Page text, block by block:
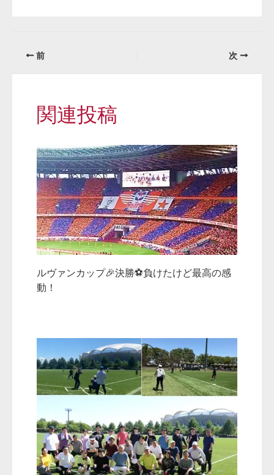
前 次
関連投稿
ルヴァンカップ🎉決勝⚽負けたけど最高の感
動！